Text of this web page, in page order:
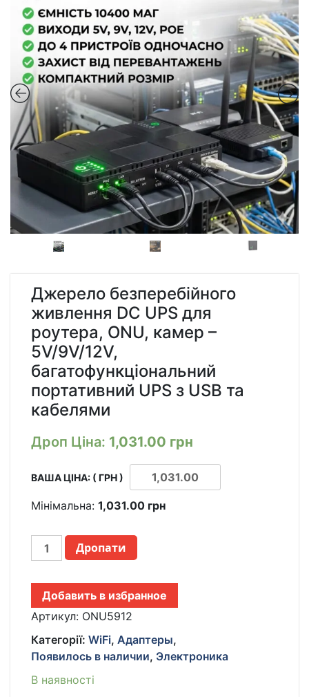
Джерело безперебійного
живлення DC UPS для
роутера, ONU, камер –
5V/9V/12V,
багатофункціональний
портативний UPS з USB та
кабелями
Дроп Ціна: 1,031.00 грн
ВАША ЦІНА: ( ГРН )
Мінімальна: 1,031.00 грн
ИСТОЧНИК
БЕСПЕРЕБОЙНОГО
DC
UPS
ДЛЯ
ONU,
КАМЕР
5V/9V/12V,
Дропати
Добавить в избранное
Артикул: ONU5912
Категорії: WiFi, Адаптеры,
Появилось в наличии, Электроника
В наявності